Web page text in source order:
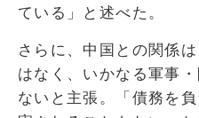
ている」と述べた。
さらに、中国との関係
はなく、いかなる軍事
ないと主張。「債務を